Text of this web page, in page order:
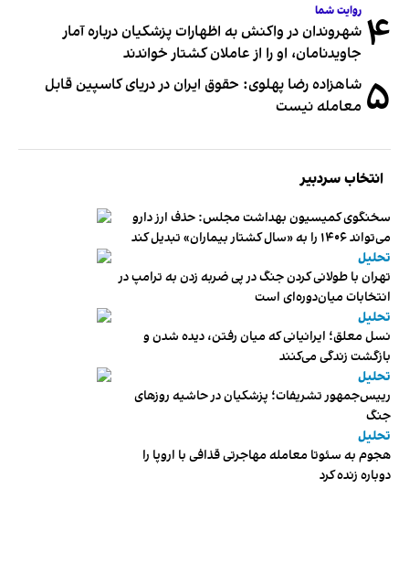
۴ روایت شما
شهروندان در واکنش به اظهارات پزشکیان درباره آمار
جاویدنامان، او را از عاملان کشتار خواندند
۵ شاهزاده رضا پهلوی: حقوق ایران در دریای کاسپین قابل
معامله نیست
انتخاب سردبیر
سخنگوی کمیسیون بهداشت مجلس: حذف ارز دارو
می‌تواند ۱۴۰۶ را به «سال کشتار بیماران» تبدیل کند
تحلیل
تهران با طولانی کردن جنگ در پی ضربه زدن به ترامپ در
انتخابات میان‌دوره‌ای است
تحلیل
نسل معلق؛ ایرانیانی که میان رفتن، دیده شدن و
بازگشت زندگی می‌کنند
تحلیل
رییس‌جمهور تشریفات؛ پزشکیان در حاشیه روزهای
جنگ
تحلیل
هجوم به سئوتا معامله مهاجرتی قذافی با اروپا را
دوباره زنده کرد